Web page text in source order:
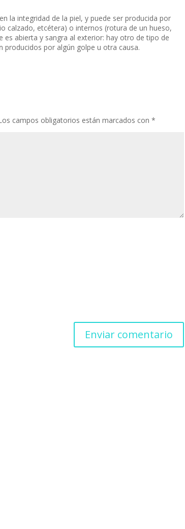
la integridad de la piel, y puede ser producida por
calzado, etcétera) o internos (rotura de un hueso,
abierta y sangra al exterior: hay otro de tipo de
por algún golpe u otra causa.
campos obligatorios están marcados con *